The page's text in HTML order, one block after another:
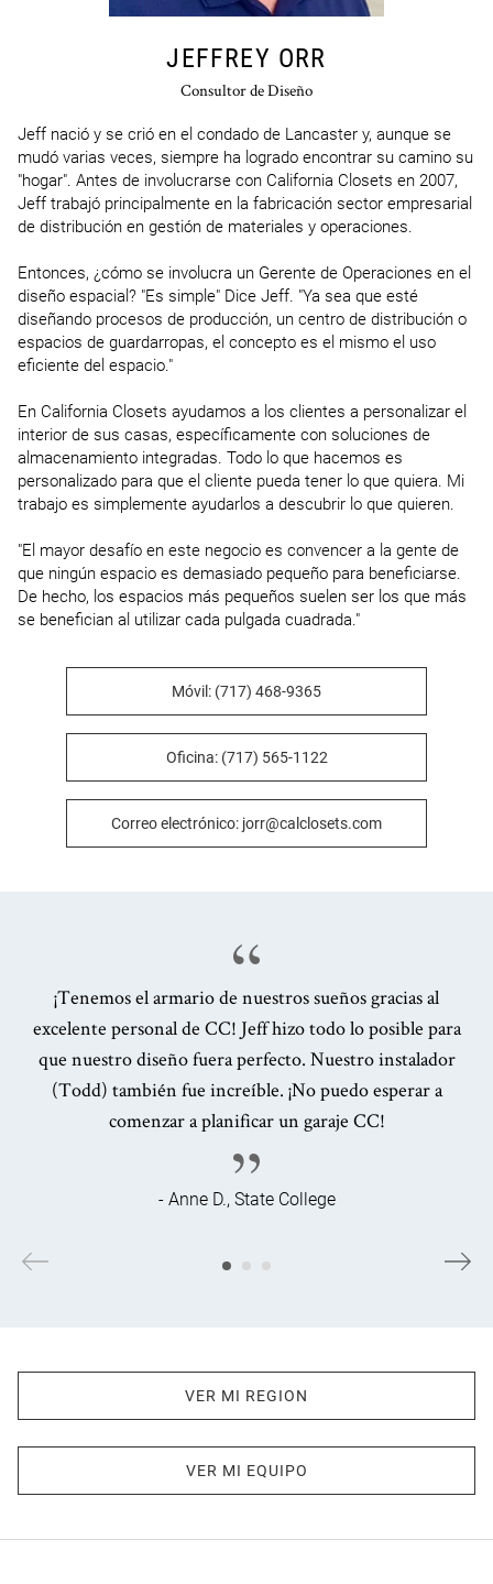
JEFFREY ORR
Consultor de Diseño
Jeff nació y se crió en el condado de Lancaster y, aunque se
mudó varias veces, siempre ha logrado encontrar su camino su
"hogar". Antes de involucrarse con California Closets en 2007,
Jeff trabajó principalmente en la fabricación sector empresarial
de distribución en gestión de materiales y operaciones.
Entonces, ¿cómo se involucra un Gerente de Operaciones en el
diseño espacial? "Es simple" Dice Jeff. "Ya sea que esté
diseñando procesos de producción, un centro de distribución o
espacios de guardarropas, el concepto es el mismo el uso
eficiente del espacio."
En California Closets ayudamos a los clientes a personalizar el
interior de sus casas, específicamente con soluciones de
almacenamiento integradas. Todo lo que hacemos es
personalizado para que el cliente pueda tener lo que quiera. Mi
trabajo es simplemente ayudarlos a descubrir lo que quieren.
"El mayor desafío en este negocio es convencer a la gente de
que ningún espacio es demasiado pequeño para beneficiarse.
De hecho, los espacios más pequeños suelen ser los que más
se benefician al utilizar cada pulgada cuadrada."
Móvil: (717) 468-9365
Oficina: (717) 565-1122
Correo electrónico: jorr@calclosets.com
¡Tenemos el armario de nuestros sueños gracias al
excelente personal de CC! Jeff hizo todo lo posible para
que nuestro diseño fuera perfecto. Nuestro instalador
(Todd) también fue increíble. ¡No puedo esperar a
comenzar a planificar un garaje CC!
- Anne D., State College
VER MI REGION
VER MI EQUIPO